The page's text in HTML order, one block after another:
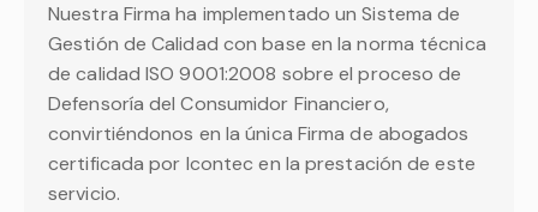
Nuestra Firma ha implementado un Sistema de
Gestión de Calidad con base en la norma técnica
de calidad ISO 9001:2008 sobre el proceso de
Defensoría del Consumidor Financiero,
convirtiéndonos en la única Firma de abogados
certificada por Icontec en la prestación de este
servicio.